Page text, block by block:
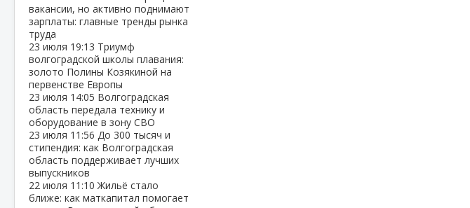
вакансии, но активно поднимают
зарплаты: главные тренды рынка
труда
23 июля 19:13 Триумф
волгоградской школы плавания:
золото Полины Козякиной на
первенстве Европы
23 июля 14:05 Волгоградская
область передала технику и
оборудование в зону СВО
23 июля 11:56 До 300 тысяч и
стипендия: как Волгоградская
область поддерживает лучших
выпускников
22 июля 11:10Жильё стало
ближе: как маткапитал помогает